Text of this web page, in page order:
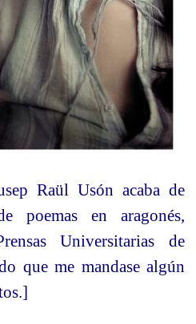
Raül Usón acaba de
poemas en aragonés,
Universitarias de
que me mandase algún